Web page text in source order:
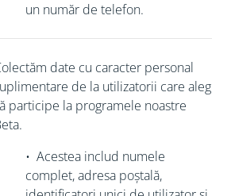
un număr de telefon.
date cu caracter personal
de la utilizatorii care aleg
participe la programele noastre
• Acestea includ numele
complet, adresa poștală,